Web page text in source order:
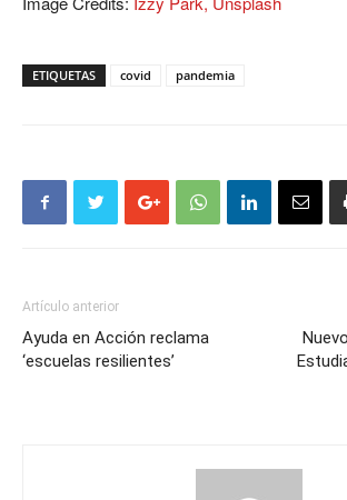
ETIQUETAS covid pandemia
Artículo anterior
Ayuda en Acción reclama
‘escuelas resilientes’